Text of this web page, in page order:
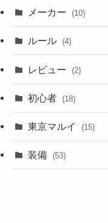
メーカー (10)
ルール (4)
レビュー (2)
初心者 (18)
東京マルイ (15)
装備 (53)